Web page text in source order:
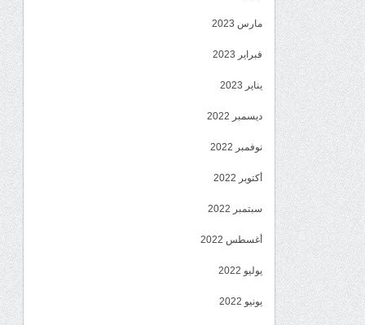
مارس 2023
فبراير 2023
يناير 2023
ديسمبر 2022
نوفمبر 2022
أكتوبر 2022
سبتمبر 2022
أغسطس 2022
يوليو 2022
يونيو 2022